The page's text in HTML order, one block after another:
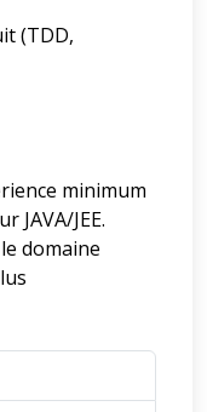
(TDD,
minimum
JAVA/JEE.
domaine